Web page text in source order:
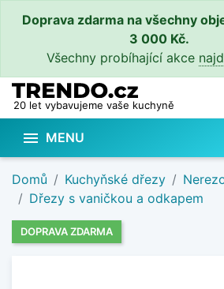
Doprava zdarma na všechny
3 000 Kč.
Všechny probíhající akce
20 let vybavujeme vaše kuchyně
 MENU
Domů Kuchyňské dřezy
Dřezy s vaničkou a odkapem
DOPRAVA ZDARMA